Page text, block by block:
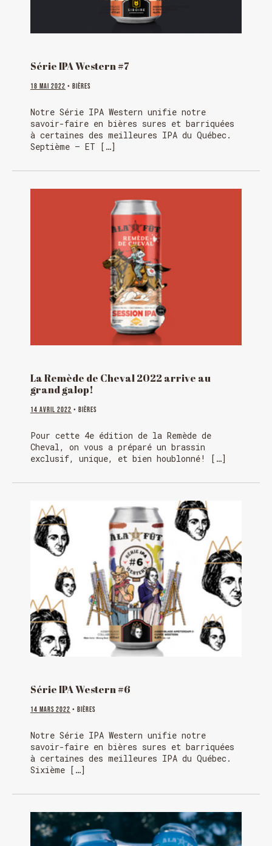
Série IPA Western #7
18 mai 2022 • Bières
Notre Série IPA Western unifie notre
savoir-faire en bières sures et barriquées
à certaines des meilleures IPA du Québec.
Septième – ET […]
La Remède de Cheval 2022 arrive au
grand galop!
14 avril 2022 • Bières
Pour cette 4e édition de la Remède de
Cheval, on vous a préparé un brassin
exclusif, unique, et bien houblonné! […]
Série IPA Western #6
14 mars 2022 • Bières
Notre Série IPA Western unifie notre
savoir-faire en bières sures et barriquées
à certaines des meilleures IPA du Québec.
Sixième […]
HORAIRE DES FÊTES
FERMÉ du 23 au 25 décembre
OUVERT 30 déc. de 11h à 22h